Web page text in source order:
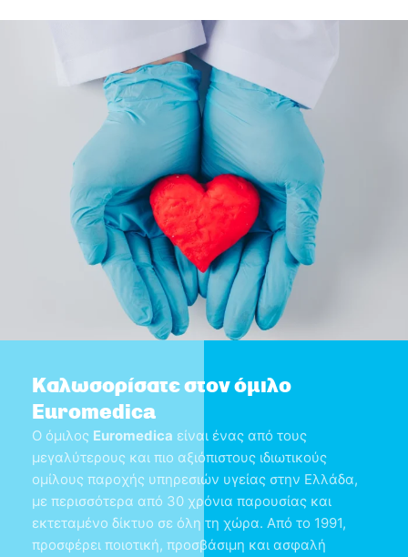
Καλωσορίσατε στον όμιλο
Euromedica
Ο όμιλος Euromedica είναι ένας από τους
μεγαλύτερους και πιο αξιόπιστους ιδιωτικούς
ομίλους παροχής υπηρεσιών υγείας στην Ελλάδα,
με περισσότερα από 30 χρόνια παρουσίας και
εκτεταμένο δίκτυο σε όλη τη χώρα. Από το 1991,
προσφέρει ποιοτική, προσβάσιμη και ασφαλή